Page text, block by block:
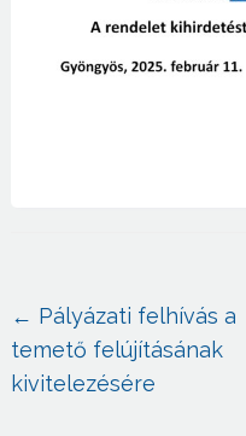
← Pályázati felhívás a
temető felújításának
kivitelezésére